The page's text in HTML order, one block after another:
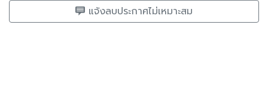
แจ้งลบประกาศไม่เหมาะสม